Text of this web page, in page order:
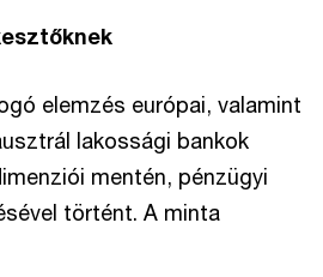
elemzés európai, valamint
lakossági bankok
mentén, pénzügyi
történt. A minta